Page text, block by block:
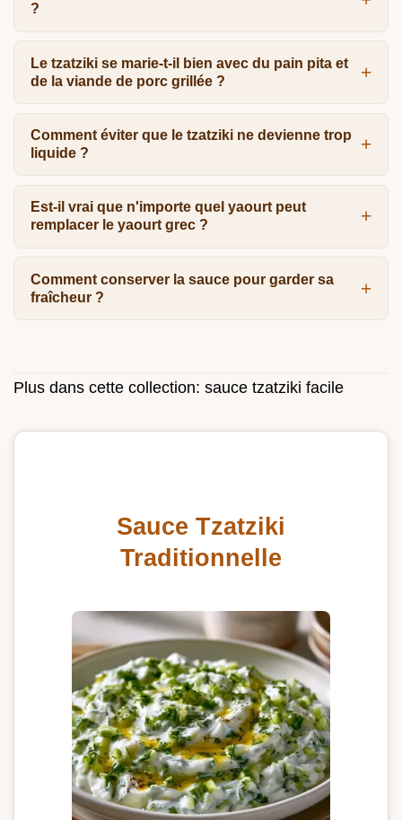
?
Le tzatziki se marie-t-il bien avec du pain pita et
de la viande de porc grillée ?
Comment éviter que le tzatziki ne devienne trop
liquide ?
Est-il vrai que n'importe quel yaourt peut
remplacer le yaourt grec ?
Comment conserver la sauce pour garder sa
fraîcheur ?
Plus dans cette collection: sauce tzatziki facile
Sauce Tzatziki
Traditionnelle